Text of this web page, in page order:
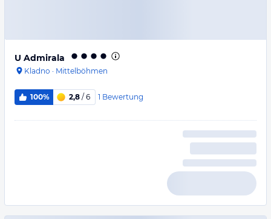
U Admirala
Kladno · Mittelböhmen
100% 2,8 / 6 1 Bewertung